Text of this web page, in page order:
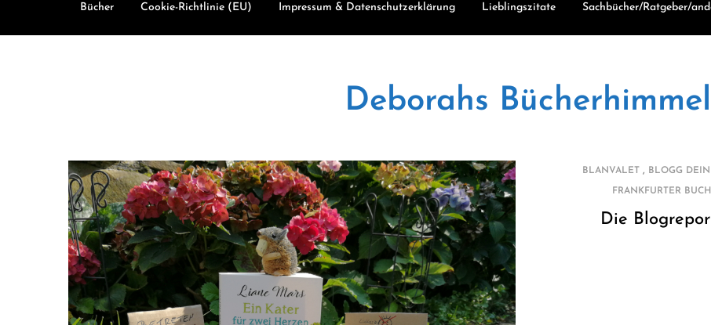
Bücher Cookie-Richtlinie (EU) Impressum & Datenschutzerklärung Lieblingszitate Sachbücher/Ratgeber/
Deborahs Bücherhimmel
BLANVALET , BLOGG DEIN
FRANKFURTER
Die